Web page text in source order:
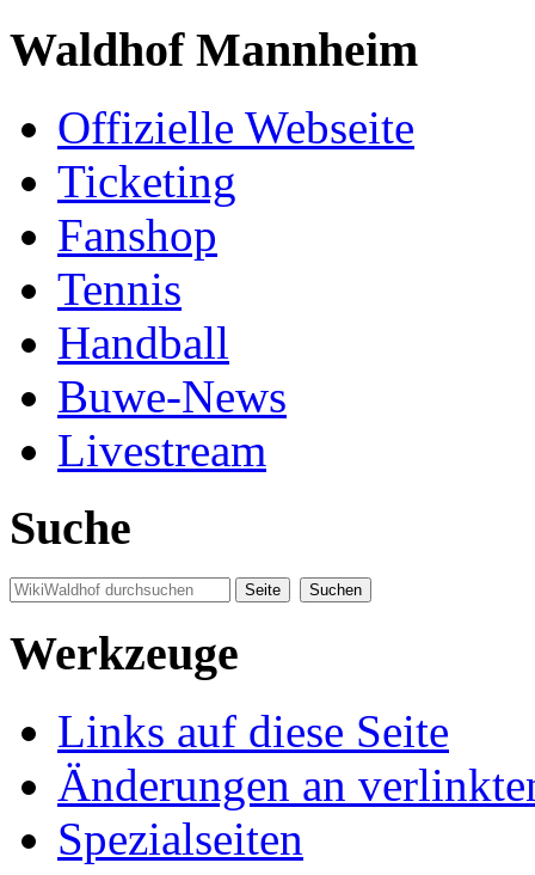
Waldhof Mannheim
Offizielle Webseite
Ticketing
Fanshop
Tennis
Handball
Buwe-News
Livestream
Suche
Werkzeuge
Links auf diese Seite
Änderungen an
Spezialseiten